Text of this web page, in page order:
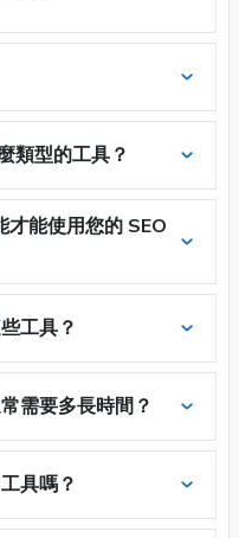
類型的工具？
能使用您的 SEO
工具？
需要多長時間？
具嗎？